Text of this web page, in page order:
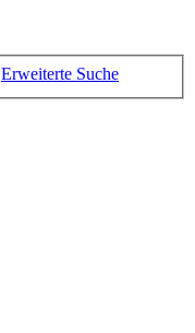
Erweiterte Suche